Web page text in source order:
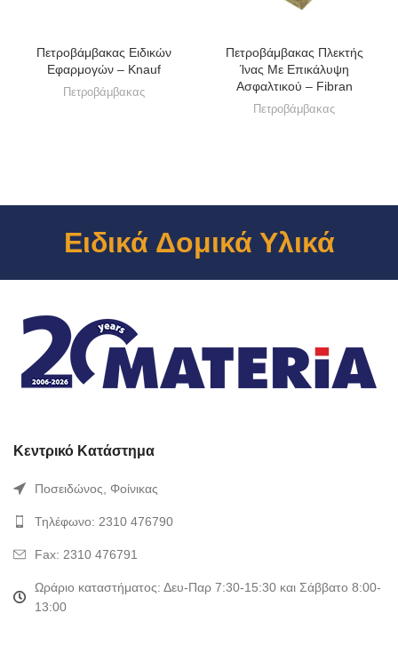
Πετροβάμβακας Ειδικών
Εφαρμογών – Knauf
Πετροβάμβακας
Πετροβάμβακας Πλεκτής
Ίνας Με Επικάλυψη
Ασφαλτικού – Fibran
Πετροβάμβακας
Ειδικά Δομικά Υλικά
Κεντρικό Κατάστημα
Ποσειδώνος, Φοίνικας
Τηλέφωνο: 2310 476790
Fax: 2310 476791
Ωράριο καταστήματος: Δευ-Παρ 7:30-15:30 και Σάββατο 8:00-
13:00